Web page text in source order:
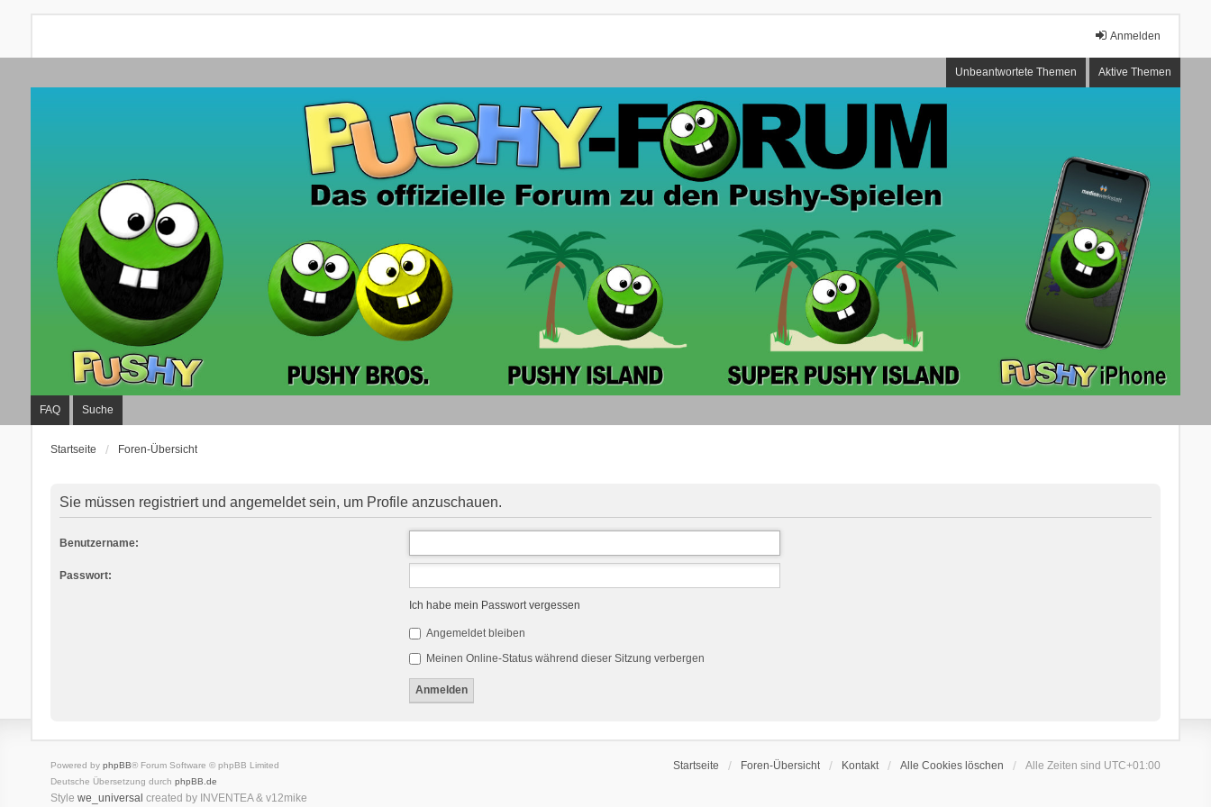
Anmelden
Unbeantwortete Themen Aktive Themen
FAQ Suche
Startseite Foren-Übersicht
Sie müssen registriert und angemeldet sein, um Profile anzuschauen.
Benutzername:
Passwort:
Ich habe mein Passwort vergessen
Angemeldet bleiben
Meinen Online-Status während dieser Sitzung verbergen
Startseite Foren-Übersicht Kontakt Alle Cookies löschen Alle Zeiten sind UTC+01:00
Powered by phpBB® Forum Software © phpBB Limited
Deutsche Übersetzung durch phpBB.de
Style we_universal created by INVENTEA & v12mike